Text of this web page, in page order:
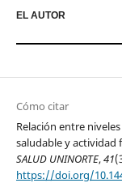
EL AUTOR
Cómo citar
Relación entre
saludable y actividad
SALUD UNINORTE,41
https://doi.org/